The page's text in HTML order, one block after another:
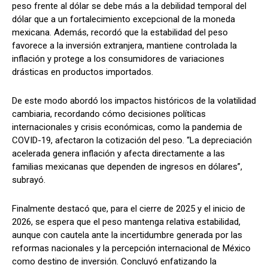
peso frente al dólar se debe más a la debilidad temporal del
dólar que a un fortalecimiento excepcional de la moneda
mexicana. Además, recordó que la estabilidad del peso
favorece a la inversión extranjera, mantiene controlada la
inflación y protege a los consumidores de variaciones
drásticas en productos importados.
De este modo abordó los impactos históricos de la volatilidad
cambiaria, recordando cómo decisiones políticas
internacionales y crisis económicas, como la pandemia de
COVID-19, afectaron la cotización del peso. “La depreciación
acelerada genera inflación y afecta directamente a las
familias mexicanas que dependen de ingresos en dólares”,
subrayó.
Finalmente destacó que, para el cierre de 2025 y el inicio de
2026, se espera que el peso mantenga relativa estabilidad,
aunque con cautela ante la incertidumbre generada por las
reformas nacionales y la percepción internacional de México
como destino de inversión. Concluyó enfatizando la